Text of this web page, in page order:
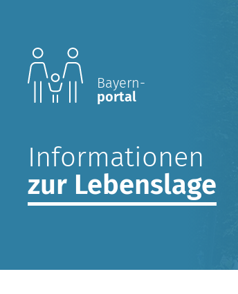
Bayern-
portal
Informationen
zur Lebenslage